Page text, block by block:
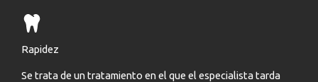
Rapidez
Se trata de un tratamiento en el que el especialista tarda